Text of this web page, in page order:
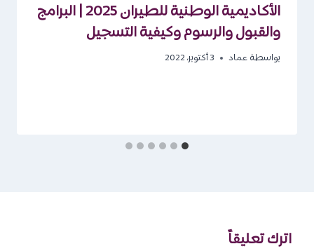
الأكاديمية الوطنية للطيران 2025 | البرامج
والقبول والرسوم وكيفية التسجيل
بواسطة عماد 3 أكتوبر، 2022
اترك تعليقاً